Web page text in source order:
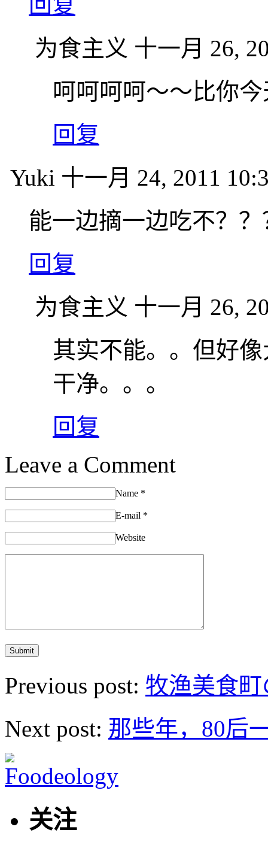
为食主义 十一月 26,
呵呵呵呵～～比你
回复
Yuki 十一月 24, 2011
能一边摘一边吃不？
回复
为食主义 十一月 26,
其实不能。。但好
干净。。。
回复
Leave a Comment
Name *
E-mail *
Website
Previous post: 牧渔美食
Next post: 那些年，80后
关注